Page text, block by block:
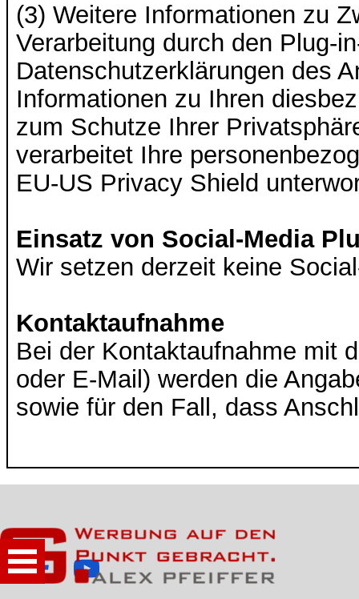
(3) Weitere Informationen zu
Verarbeitung durch den Plug-
Datenschutzerklärungen des
Informationen zu Ihren
zum Schutze Ihrer
verarbeitet Ihre
EU-US Privacy Shield
Einsatz von Social-Media
Wir setzen derzeit keine
Kontaktaufnahme
Bei der Kontaktaufnahme mit
oder E-Mail) werden die
sowie für den Fall, dass
Menü überspringen